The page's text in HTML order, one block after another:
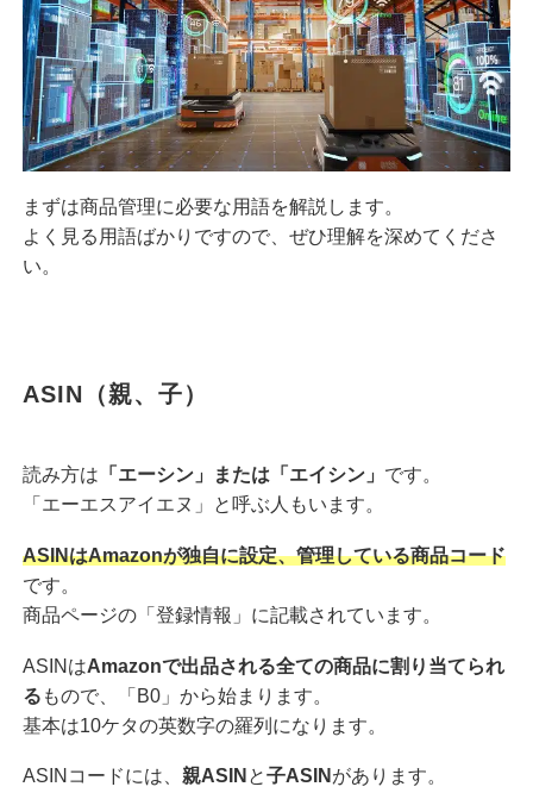
まずは商品管理に必要な用語を解説します。
よく見る用語ばかりですので、ぜひ理解を深めてくださ
い。
ASIN（親、子）
読み方は 「エーシン」または「エイシン」 です。
「エーエスアイエヌ」と呼ぶ人もいます。
ASINはAmazonが独自に設定、管理している商品コード
です。
商品ページの「登録情報」に記載されています。
ASINはAmazonで出品される全ての商品に割り当てられ
る もので、「B0」から始まります。
基本は10ケタの英数字の羅列になります。
ASINコードには、 親ASIN と子ASIN があります。